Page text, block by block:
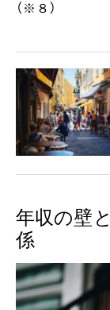
（※８）
年収の壁
係